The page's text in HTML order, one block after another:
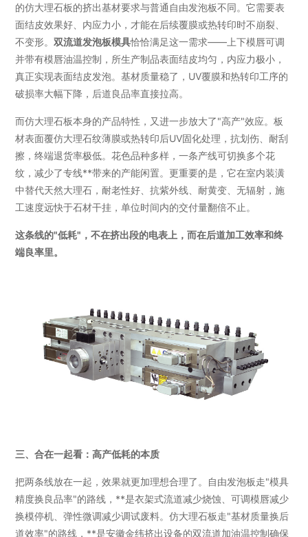
的仿大理石板的挤出基材要求与普通自由发泡板不同。它需要表
面结皮效果好、内应力小，才能在后续覆膜或热转印时不崩裂、
不变形。双流道发泡板模具恰恰满足这一需求——上下模唇可调
并带有模唇油温控制，所生产制品表面结皮均匀，内应力极小，
真正实现表面结皮发泡。基材质量稳了，UV覆膜和热转印工序的
破损率大幅下降，后道良品率直接拉高。
而仿大理石板本身的产品特性，又进一步放大了"高产"效应。板
材表面覆仿大理石纹薄膜或热转印后UV固化处理，抗划伤、耐刮
擦，终端退货率极低。花色品种多样，一条产线可切换多个花
纹，减少了专线**带来的产能闲置。更重要的是，它在室内装潢
中替代天然大理石，耐老性好、抗紫外线、耐黄变、无辐射，施
工速度远快于石材干挂，单位时间内的交付量翻倍不止。
这条线的"低耗"，不在挤出段的电表上，而在后道加工效率和终
端良率里。
三、合在一起看：高产低耗的本质
把两条线放在一起，效果就更加理想合理了。自由发泡板走"模具
精度换良品率"的路线，**是衣架式流道减少烧蚀、可调模唇减少
换模停机、弹性微调减少调试废料。仿大理石板走"基材质量换后
道效率"的路线，**是安徽金纬挤出设备的双流道加油温控制确保